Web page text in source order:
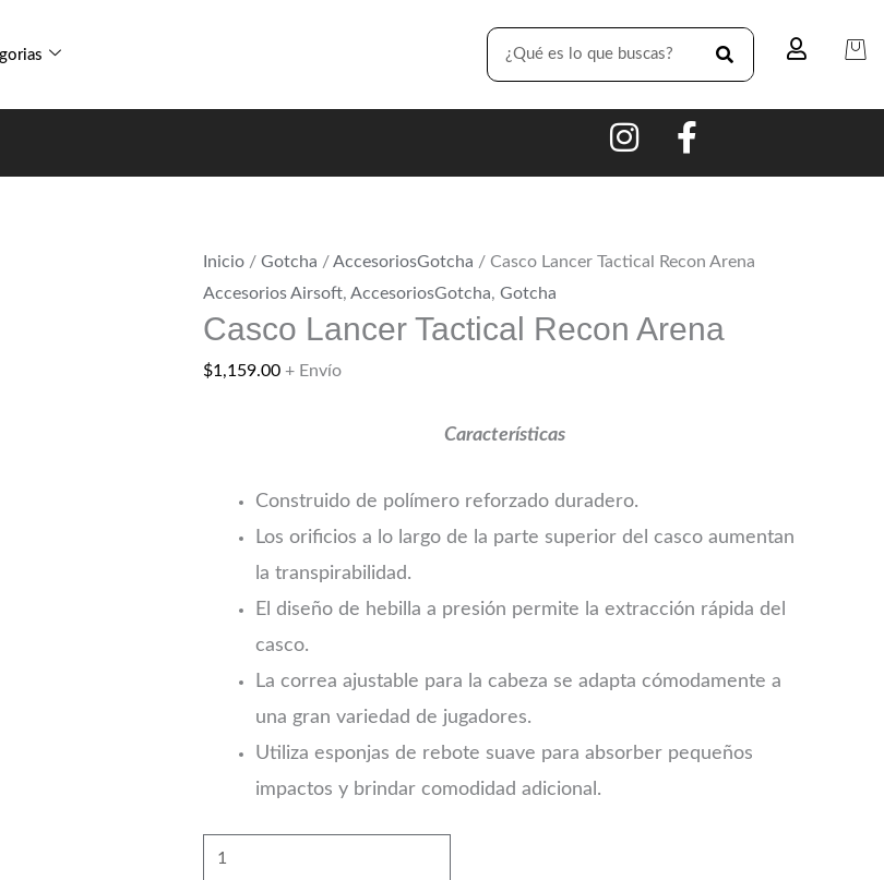
SEARCH
Inicio / Gotcha /AccesoriosGotcha / Casco Lancer Tactical Recon Arena
Accesorios Airsoft, AccesoriosGotcha, Gotcha
Casco Lancer Tactical Recon Arena
$1,159.00 + Envío
Características
Construido de polímero reforzado duradero.
Los orificios a lo largo de la parte superior del casco aumentan
la transpirabilidad.
El diseño de hebilla a presión permite la extracción rápida del
casco.
La correa ajustable para la cabeza se adapta cómodamente a
una gran variedad de jugadores.
Utiliza esponjas de rebote suave para absorber pequeños
impactos y brindar comodidad adicional.
Recon